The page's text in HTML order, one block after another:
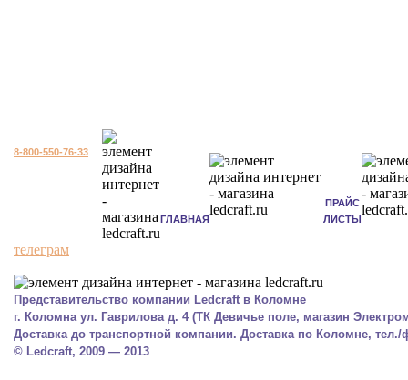
8-800-550-76-33
ГЛАВНАЯ
ПРАЙС
ЛИСТЫ
телеграм
Представительство компании Ledcraft в Коломне
г. Коломна ул. Гаврилова д. 4 (ТК Девичье поле, магазин
Доставка до транспортной компании. Доставка по Коломне, тел./
© Ledcraft, 2009 — 2013